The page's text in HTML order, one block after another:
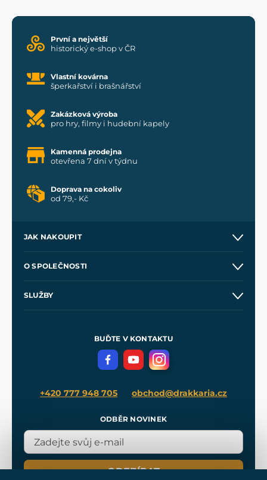
První a největší
historický e-shop v ČR
Vlastní kovárna
šperkařství i brašnářství
Zakázková výroba
pro hry, filmy i hudební kapely
Kamenná prodejna
otevřena 7 dní v týdnu
Doprava na cokoliv
od 79,- Kč
JAK NAKOUPIT
Velkoobchod
O SPOLEČNOSTI
SLUŽBY
Meče pro Kingdom Come
BUĎTE V KONTAKTU
+420 777 948 705 obchod@drakkaria.cz
ODBĚR NOVINEK
ODEBÍRAT